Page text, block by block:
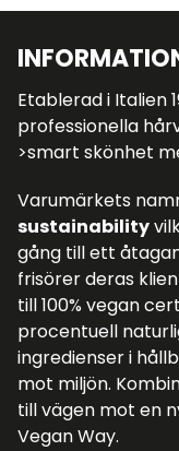
Etablerad i Italien
professionella
>smart skönhet
Varumärkets
sustainability
gång till ett
frisörer deras
till 100% vegan
procentuell
ingredienser i
mot miljön.
till vägen mot en
Vegan Way.